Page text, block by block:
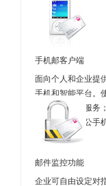
手机邮客户端
面向个人和企业提
手机和智能平台。
时的手机邮件服
便捷的移动办公手
邮件监控功能
企业可自由设定对